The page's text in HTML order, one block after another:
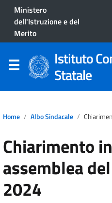
Ministero
dell'Istruzione e del
Merito
Istituto
Statale
Home Albo Sindacale Chiarimento
Chiarimento
assemblea
2024